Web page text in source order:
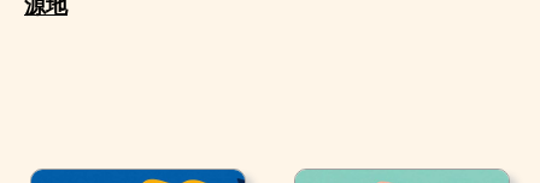
源地